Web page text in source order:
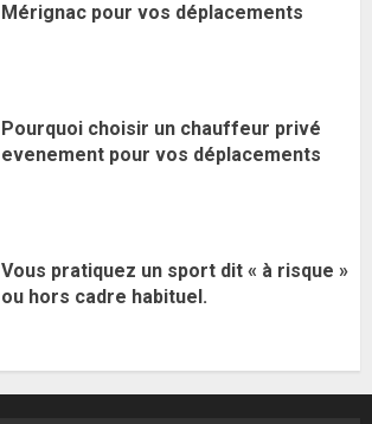
Mérignac pour vos déplacements
Pourquoi choisir un chauffeur privé
evenement pour vos déplacements
Vous pratiquez un sport dit « à risque »
ou hors cadre habituel.